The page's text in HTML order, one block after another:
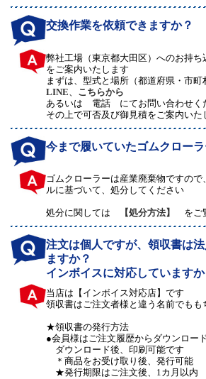
交換作業を依頼できますか？
弊社工場（東京都大田区）へのお持
をご案内いたします
まずは、型式と場所（都道府県・市町
LINE
こちらから
あるいは 電話 にてお問い合わせく
その上で可否及び御見積をご案内いた
今まで履いていたゴムクロー
ゴムクローラーは産業廃棄物ですの
ルに基づいて、処分してください
処分に関しては 【処分方法】 をご
注文は個人ですが、領収書は
ますか？
インボイスに対応していますか
当店は【インボイス対応店】です
領収書はご注文者様と違う名前でもも
★領収書の発行方法
●会員様はご注文履歴からダウンロー
ダウンロード後、印刷可能です
＊商品をお受け取り後、発行可能
★発行期限はご注文後、1カ月以内